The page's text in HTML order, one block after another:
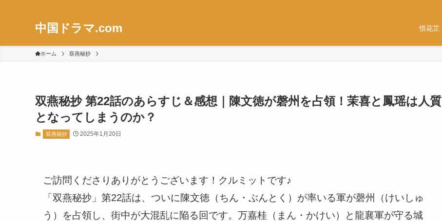
中国ドラマ.com 惜花芷
ホーム 双燕秘抄
双燕秘抄 第22話のあらすじ＆感想｜陳文徳が磬州を占領！茉喜と鳳瑶は人質
となってしまうのか？
双燕秘抄 2025年1月20日
ご訪問くださりありがとうございます！クルミットです♪
「双燕秘抄」第22話は、ついに陳文徳（ちん・ぶんとく）が率いる軍が磬州（けいしゅ
う）を占領し、街中が大混乱に陥る回です。万嘉桂（まん・かけい）と龍襄軍が守る城